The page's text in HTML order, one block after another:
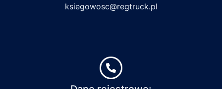
ksiegowosc@regtruck.pl